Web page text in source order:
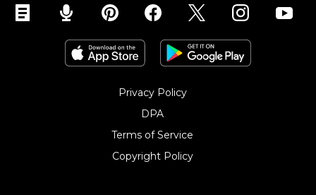
Privacy Policy
DPA
Terms of Service
Copyright Policy‎